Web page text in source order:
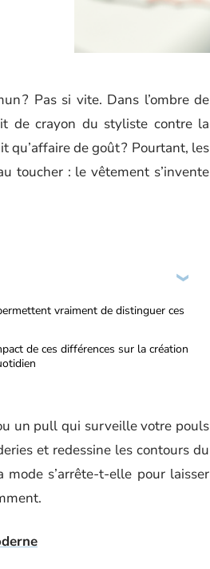
? Pas si vite. Dans l’ombre de
de crayon du styliste contre la
qu’affaire de goût ? Pourtant, les
toucher : le vêtement s’invente
vraiment de distinguer ces
de ces différences sur la création
un pull qui surveille votre pouls
et redessine les contours du
s’arrête-t-elle pour laisser